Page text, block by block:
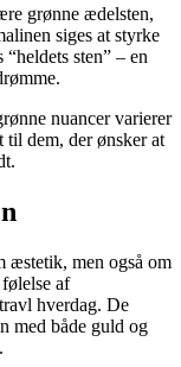
grønne ædelsten,
siges at styrke
sten” – en
nuancer varierer
dem, der ønsker at
æstetik, men også om
af
hverdag. De
med både guld og